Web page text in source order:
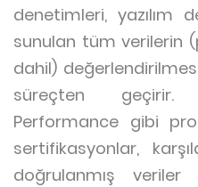
denetimleri, yazılım
sunulan tüm verilerin
dahil)
süreçten geçirir.
Performance gibi
sertifikasyonlar,
doğrulanmış